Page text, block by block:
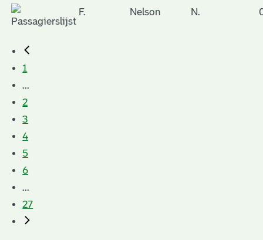
F. Nelson N.
1
...
2
3
4
5
6
...
27